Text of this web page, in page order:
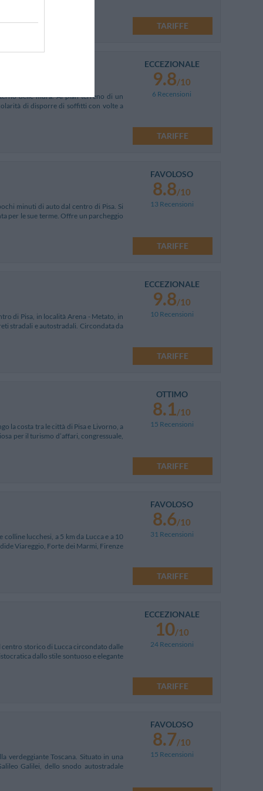
TARIFFE
delle mura. Al pian terreno di un
di disporre di soffitti con volte a
ECCEZIONALE
9.8/10
6 Recensioni
TARIFFE
minuti di auto dal centro di Pisa. Si
per le sue terme. Offre un parcheggio
FAVOLOSO
8.8/10
13 Recensioni
TARIFFE
di Pisa, in località Arena - Metato, in
stradali e autostradali. Circondata da
ECCEZIONALE
9.8/10
10 Recensioni
TARIFFE
la costa tra le città di Pisa e Livorno, a
per il turismo d’affari, congressuale,
OTTIMO
8.1/10
15 Recensioni
TARIFFE
lucchesi, a 5 km da Lucca e a 10
Viareggio, Forte dei Marmi, Firenze
FAVOLOSO
8.6/10
31 Recensioni
TARIFFE
centro storico di Lucca circondato dalle
dallo stile sontuoso e elegante
ECCEZIONALE
10/10
24 Recensioni
TARIFFE
verdeggiante Toscana. Situato in una
Galilei, dello snodo autostradale
FAVOLOSO
8.7/10
15 Recensioni